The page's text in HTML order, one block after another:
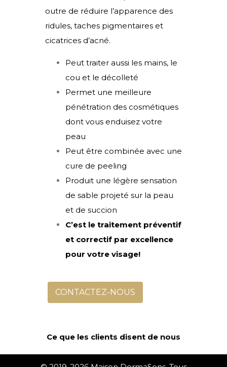
outre de réduire l’apparence des
ridules, taches pigmentaires et
cicatrices d’acné.
Peut traiter aussi les mains, le
cou et le décolleté
Permet une meilleure
pénétration des cosmétiques
dont vous enduisez votre
peau
Peut être combinée avec une
cure de peeling
Produit une légère sensation
de sable projeté sur la peau
et de succion
C’est le traitement préventif
et correctif par excellence
pour votre visage!
CONTACTEZ-NOUS
Ce que les clients disent de nous